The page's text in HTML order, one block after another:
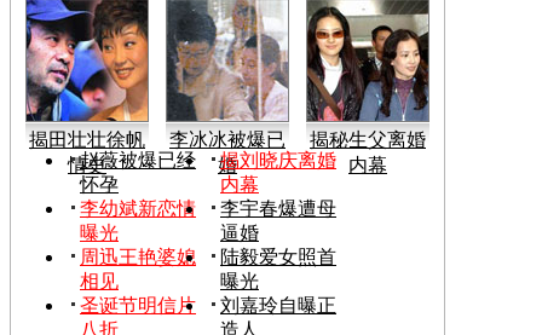
揭田壮壮徐帆
情史
李冰冰被爆已
婚
揭秘生父离婚
内幕
赵薇被爆已经
怀孕
揭刘晓庆离婚
内幕
李幼斌新恋情
曝光
李宇春爆遭母
逼婚
周迅王艳婆媳
相见
陆毅爱女照首
曝光
圣诞节明信片
八折
刘嘉玲自曝正
造人